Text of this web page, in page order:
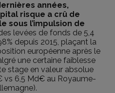
années,
risque a crû de
sous l’impulsion de
levées de fonds de 5,4
depuis 2015, plaçant la
européenne après le
une certaine faiblesse
stage en valeur absolue
vs 6,5 Md€ au Royaume-